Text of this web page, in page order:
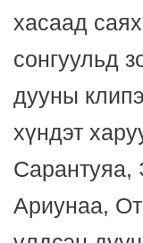
хасаад
сонгуульд
дууны
хүндэт
Сарантуяа,
Ариунаа,